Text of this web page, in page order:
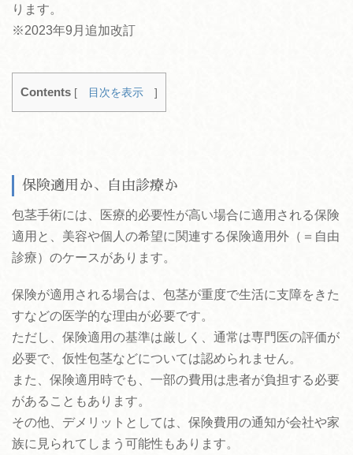
ります。
※2023年9月追加改訂
Contents [ 目次を表示 ]
保険適用か、自由診療か
包茎手術には、医療的必要性が高い場合に適用される保険
適用と、美容や個人の希望に関連する保険適用外（＝自由
診療）のケースがあります。
保険が適用される場合は、包茎が重度で生活に支障をきた
すなどの医学的な理由が必要です。
ただし、保険適用の基準は厳しく、通常は専門医の評価が
必要で、仮性包茎などについては認められません。
また、保険適用時でも、一部の費用は患者が負担する必要
があることもあります。
その他、デメリットとしては、保険費用の通知が会社や家
族に見られてしまう可能性もあります。